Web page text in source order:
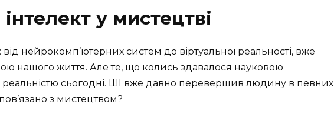
у мистецтві
від нейрокомп’ютерних систем до віртуальної реальності, вже
нашого життя. Але те, що колись здавалося науковою
реальністю сьогодні. ШІ вже давно перевершив людину в певних
з мистецтвом?